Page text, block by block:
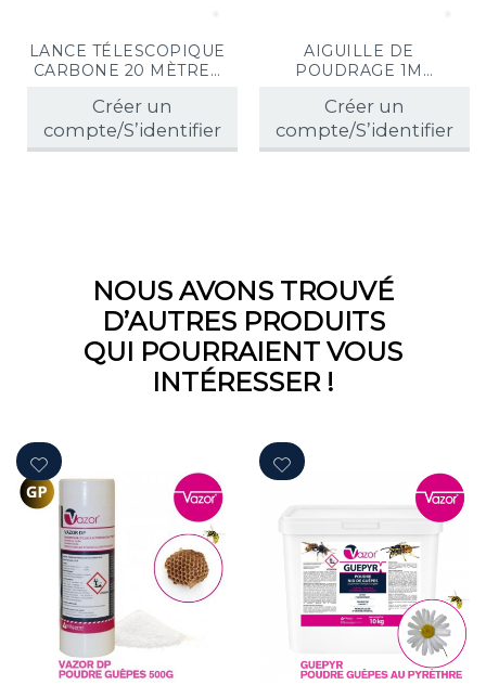
LANCE TÉLESCOPIQUE
CARBONE 20 MÈTRES
Créer un
compte/S’identifier
AIGUILLE DE
POUDRAGE 1M
Créer un
compte/S’identifier
NOUS AVONS TROUVÉ
D’AUTRES PRODUITS
QUI POURRAIENT VOUS
INTÉRESSER !